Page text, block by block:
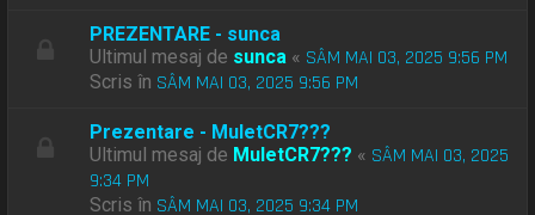
PREZENTARE - sunca
Ultimul mesaj de sunca « SÂM MAI 03, 2025 9:56 PM
Scris în SÂM MAI 03, 2025 9:56 PM
Prezentare - MuletCR7???
Ultimul mesaj de MuletCR7??? « SÂM MAI 03, 2025
9:34 PM
Scris în SÂM MAI 03, 2025 9:34 PM